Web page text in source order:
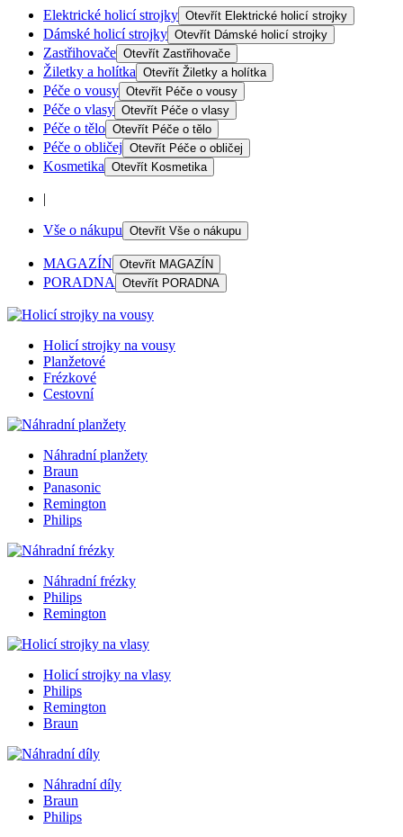
Elektrické holicí strojky Otevřít Elektrické holicí strojky
Dámské holicí strojky Otevřít Dámské holicí strojky
Zastřihovače Otevřít Zastřihovače
Žiletky a holítka Otevřít Žiletky a holítka
Péče o vousy Otevřít Péče o vousy
Péče o vlasy Otevřít Péče o vlasy
Péče o tělo Otevřít Péče o tělo
Péče o obličej Otevřít Péče o obličej
Kosmetika Otevřít Kosmetika
|
Vše o nákupu Otevřít Vše o nákupu
MAGAZÍN Otevřít MAGAZÍN
PORADNA Otevřít PORADNA
Holicí strojky na vousy
Planžetové
Frézkové
Cestovní
Náhradní planžety
Braun
Panasonic
Remington
Philips
Náhradní frézky
Philips
Remington
Holicí strojky na vlasy
Philips
Remington
Braun
Náhradní díly
Braun
Philips